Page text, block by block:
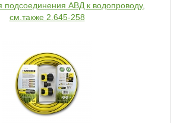
подсоединения АВД к водопроводу,
см.также 2.645-258